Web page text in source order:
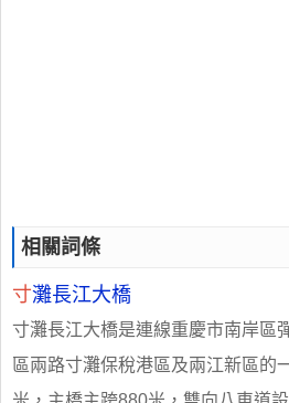
相關詞條
寸灘長江大橋
寸灘長江大橋是連線重慶市南岸區
區兩路寸灘保稅港區及兩江新區的